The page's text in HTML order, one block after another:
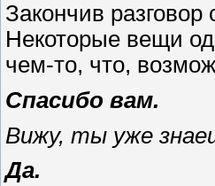
Закончив
Некоторые вещи
чем-то, что,
Спасибо вам.
Вижу, ты уже
Да.